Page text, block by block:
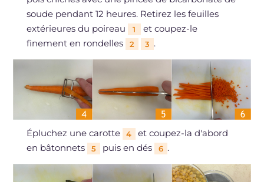
soude pendant 12 heures. Retirez les feuilles
extérieures du poireau
1
et coupez-le
finement en rondelles
2 3 .
Épluchez une carotte 4
et coupez-la d'abord
en bâtonnets
5 puis en dés 6 .